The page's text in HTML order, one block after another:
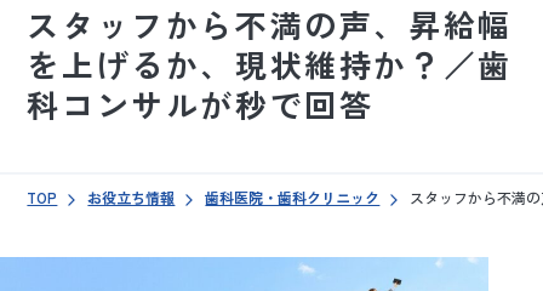
スタッフから不満の声、昇給幅
を上げるか、現状維持か？／歯
科コンサルが秒で回答
TOP お役立ち情報 歯科医院・歯科クリニック スタッフから不満